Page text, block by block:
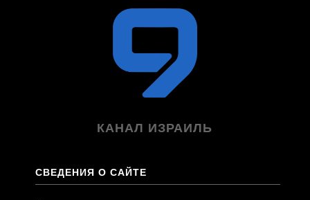
КАНАЛ ИЗРАИЛЬ
СВЕДЕНИЯ О САЙТЕ